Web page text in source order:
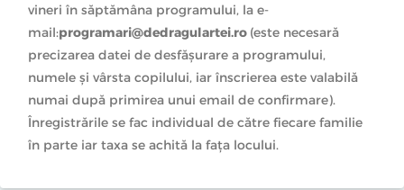
vineri în săptămâna programului, la e-
mail:programari@dedragulartei.ro (este necesară
precizarea datei de desfășurare a programului,
numele şi vârsta copilului, iar înscrierea este valabilă
numai după primirea unui email de confirmare).
Înregistrările se fac individual de către fiecare familie
în parte iar taxa se achită la fața locului.